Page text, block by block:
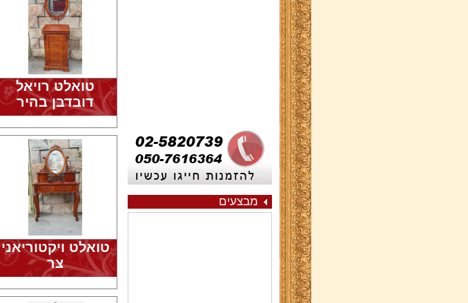
מבצעים
טואלט רויאל
דובדבן בהיר
טואלט ויקטוריאני
צר